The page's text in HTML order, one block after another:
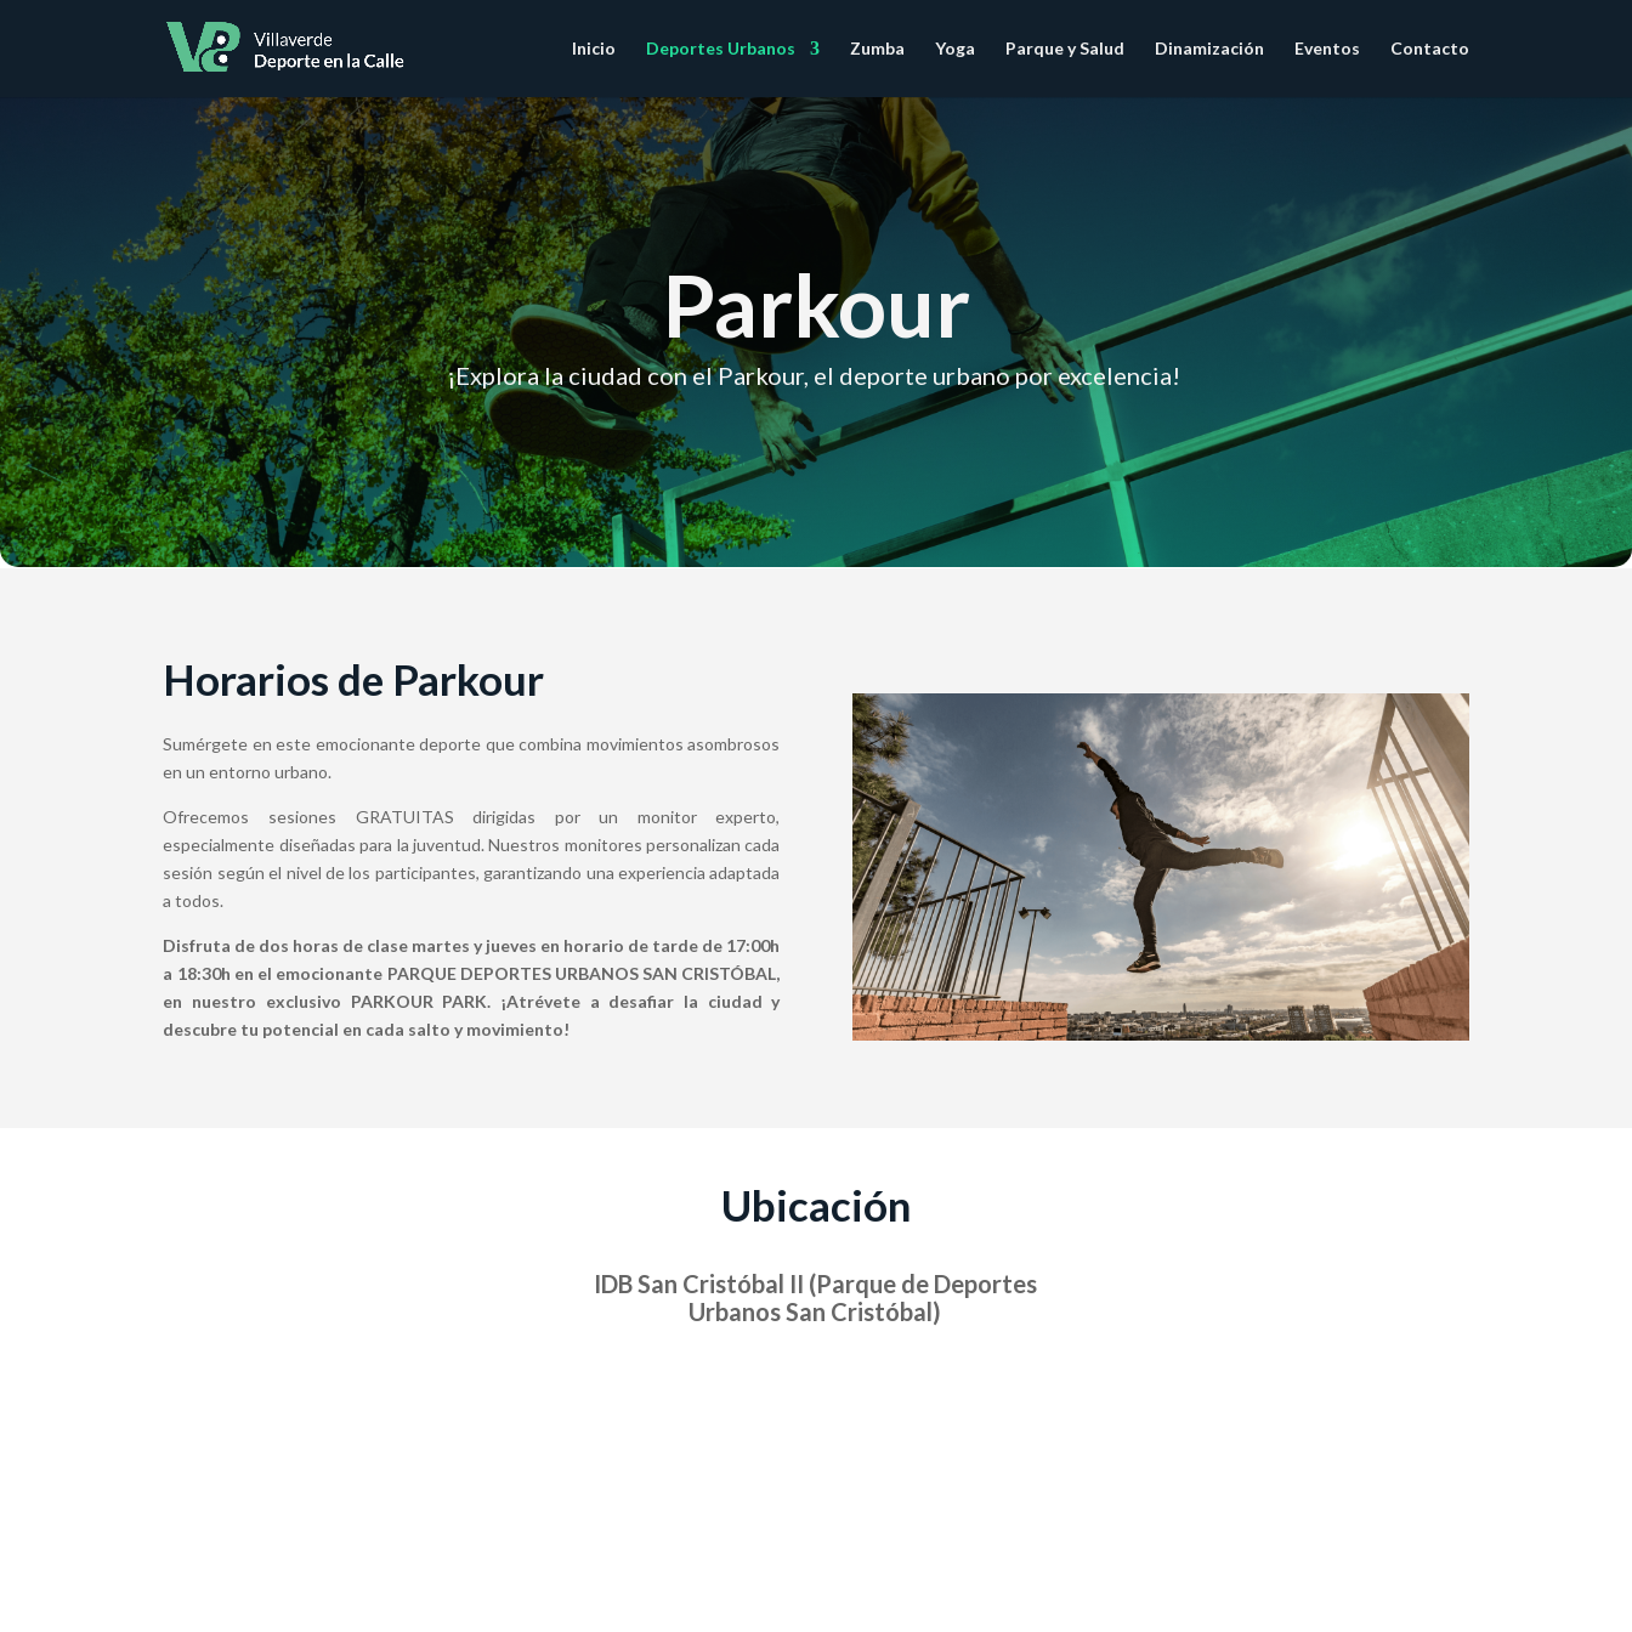
Inicio Deportes Urbanos Zumba Yoga Parque y Salud Dinamización Eventos Contacto
Parkour
¡Explora la ciudad con el Parkour, el deporte urbano por excelencia!
Horarios de Parkour
Sumérgete en este emocionante deporte que combina movimientos asombrosos
en un entorno urbano.
Ofrecemos sesiones GRATUITAS dirigidas por un monitor experto,
especialmente diseñadas para la juventud. Nuestros monitores personalizan cada
sesión según el nivel de los participantes, garantizando una experiencia adaptada
a todos.
Disfruta de dos horas de clase martes y jueves en horario de tarde de 17:00h
a 18:30h en el emocionante PARQUE DEPORTES URBANOS SAN CRISTÓBAL,
en nuestro exclusivo PARKOUR PARK. ¡Atrévete a desafiar la ciudad y
descubre tu potencial en cada salto y movimiento!
Ubicación
IDB San Cristóbal II (Parque de Deportes
Urbanos San Cristóbal)